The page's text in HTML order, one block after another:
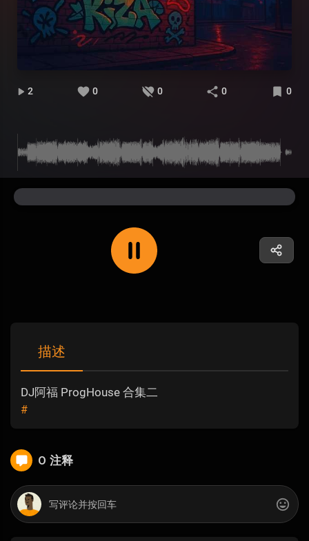
2 0 0 0 0
描述
DJ阿福 ProgHouse 合集二
#
0 注释